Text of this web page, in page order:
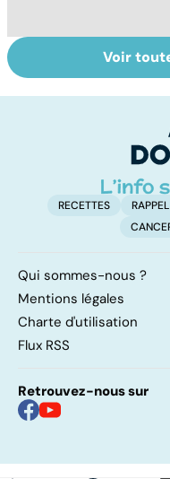
Comment tenir
ses bonnes
Voir
RECETTES
Qui sommes-nous ?
Mentions légales
Charte d'utilisation
Flux RSS
Retrouvez-nous sur